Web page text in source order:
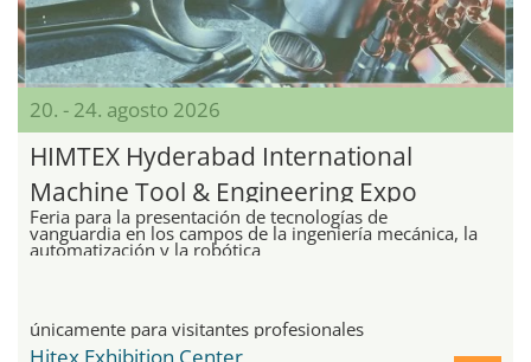
20. - 24. agosto 2026
HIMTEX Hyderabad International
Machine Tool & Engineering Expo
Feria para la presentación de tecnologías de
vanguardia en los campos de la ingeniería mecánica, la
automatización y la robótica
únicamente para visitantes profesionales